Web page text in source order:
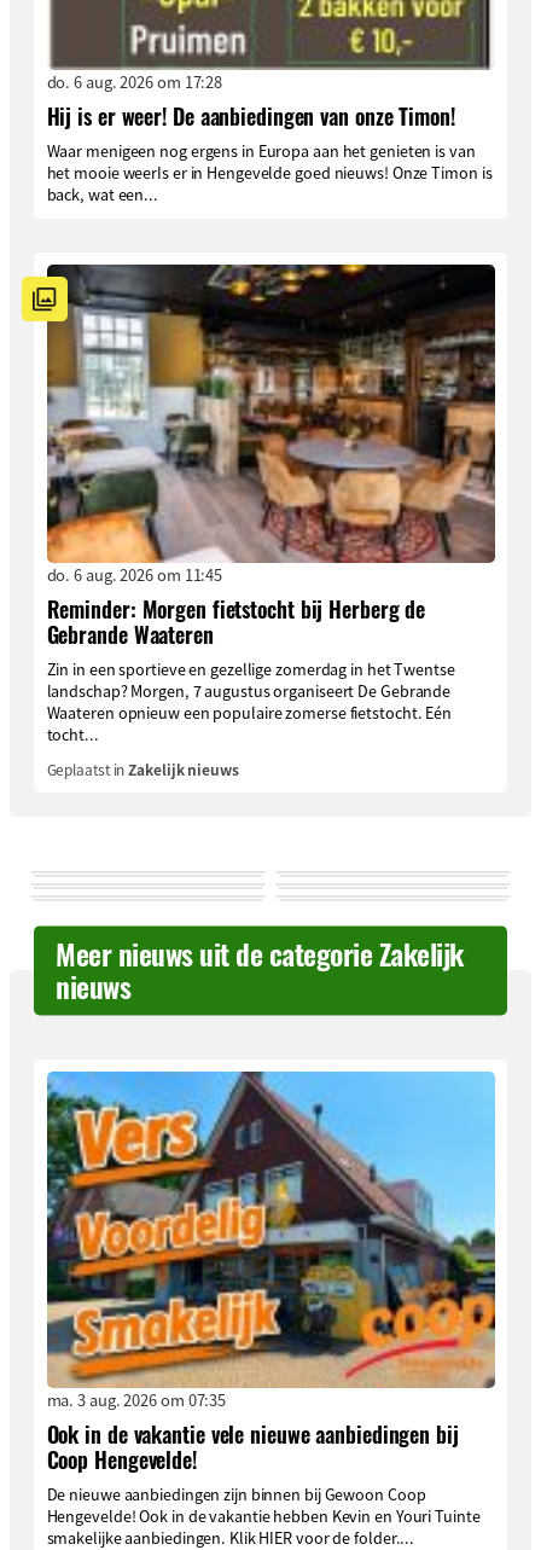
do. 6 aug. 2026 om 17:28
Hij is er weer! De aanbiedingen van onze Timon!
Waar menigeen nog ergens in Europa aan het genieten is van
het mooie weerIs er in Hengevelde goed nieuws! Onze Timon is
back, wat een...
do. 6 aug. 2026 om 11:45
Reminder: Morgen fietstocht bij Herberg de
Gebrande Waateren
Zin in een sportieve en gezellige zomerdag in het Twentse
landschap? Morgen, 7 augustus organiseert De Gebrande
Waateren opnieuw een populaire zomerse fietstocht. Eén
tocht...
Geplaatst inZakelijk nieuws
Meer nieuws uit de categorie Zakelijk
nieuws
ma. 3 aug. 2026 om 07:35
Ook in de vakantie vele nieuwe aanbiedingen bij
Coop Hengevelde!
De nieuwe aanbiedingen zijn binnen bij Gewoon Coop
Hengevelde! Ook in de vakantie hebben Kevin en Youri Tuinte
smakelijke aanbiedingen. Klik HIER voor de folder....